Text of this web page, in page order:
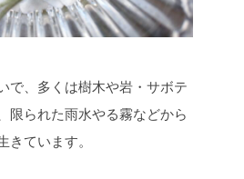
で、多くは樹木や岩・サボテ
限られた雨水やる霧などから
ています。